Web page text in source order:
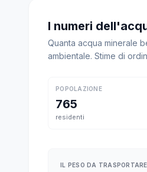
I numeri
Quanta acqua minerale
ambientale. Stime di
POPOLAZIONE
765
residenti
IL PESO DA TRASPORTARE